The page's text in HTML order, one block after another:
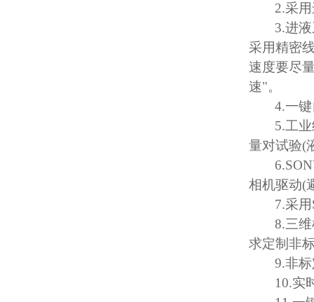
2.采
3.进
采用精密
速度要尽
速"。
4.一
5.工
量对试验(
相机驱动(
7.采用
8.三
求定制非
9.非
10.实